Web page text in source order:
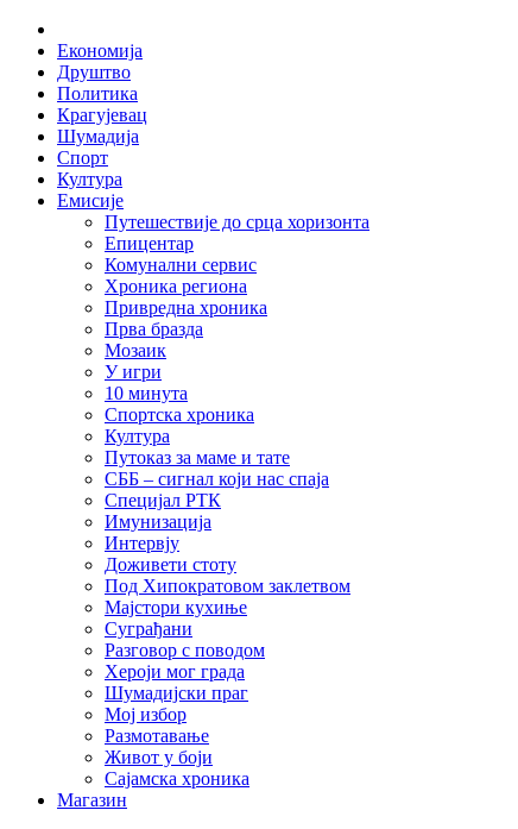
Skip
content
Економија
Друштво
Политика
Крагујевац
Шумадија
Спорт
Култура
Емисије
Путешествије до срца хоризонта
Епицентар
Комунални сервис
Хроника региона
Привредна хроника
Прва бразда
Мозаик
У игри
10 минута
Спортска хроника
Култура
Путоказ за маме и тате
СББ – сигнал који нас спаја
Специјал РТК
Имунизација
Интервју
Доживети стоту
Под Хипократовом заклетвом
Мајстори кухиње
Суграђани
Разговор с поводом
Хероји мог града
Шумадијски праг
Мој избор
Размотавање
Живот у боји
Сајамска хроника
Магазин